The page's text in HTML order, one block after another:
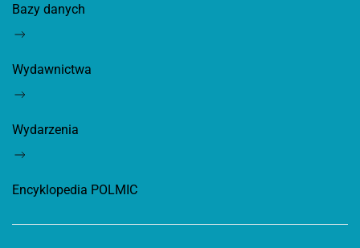
Bazy danych
Wydawnictwa
Wydarzenia
Encyklopedia POLMIC